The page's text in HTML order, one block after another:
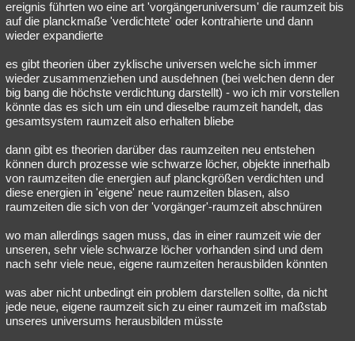
ereignis führten wo eine art 'vorgängeruniversum' die raumzeit bis
auf die planckmaße 'verdichtete' oder kontrahierte und dann
wieder expandierte
es gibt theorien über zyklische universen welche sich immer
wieder zusammenziehen und ausdehnen (bei welchen denn der
big bang die höchste verdichtung darstellt) - wo ich mir vorstellen
könnte das es sich um ein und dieselbe raumzeit handelt, das
gesamtsystem raumzeit also erhalten bliebe
dann gibt es theorien darüber das raumzeiten neu entstehen
können durch prozesse wie schwarze löcher, objekte innerhalb
von raumzeiten die energien auf planckgrößen verdichten und
diese energien in 'eigene' neue raumzeiten blasen, also
raumzeiten die sich von der 'vorgänger'-raumzeit abschnüren
wo man allerdings sagen muss, das in einer raumzeit wie der
unseren, sehr viele schwarze löcher vorhanden sind und dem
nach sehr viele neue, eigene raumzeiten herausbilden könnten
was aber nicht unbedingt ein problem darstellen sollte, da nicht
jede neue, eigene raumzeit sich zu einer raumzeit im maßstab
unseres universums herausbilden müsste